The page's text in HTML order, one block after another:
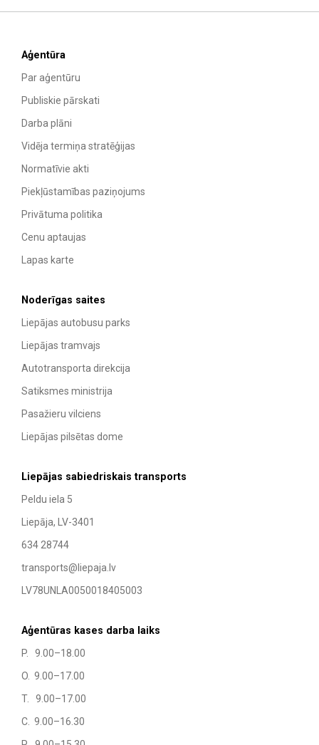
Aģentūra
Par aģentūru
Publiskie pārskati
Darba plāni
Vidēja termiņa stratēģijas
Normatīvie akti
Piekļūstamības paziņojums
Privātuma politika
Cenu aptaujas
Lapas karte
Noderīgas saites
Liepājas autobusu parks
Liepājas tramvajs
Autotransporta direkcija
Satiksmes ministrija
Pasažieru vilciens
Liepājas pilsētas dome
Liepājas sabiedriskais transports
Peldu iela 5
Liepāja, LV-3401
634 28744
transports@liepaja.lv
LV78UNLA0050018405003
Aģentūras kases darba laiks
P. 9.00–18.00
O. 9.00–17.00
T. 9.00–17.00
C. 9.00–16.30